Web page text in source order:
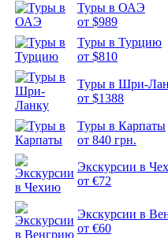
Туры в ОАЭ
от $989
Туры в Турцию
от $810
Туры в Шри-
от $1388
Туры в Карпаты
от 840 грн.
Экскурсии в
от €72
Экскурсии в
от €60